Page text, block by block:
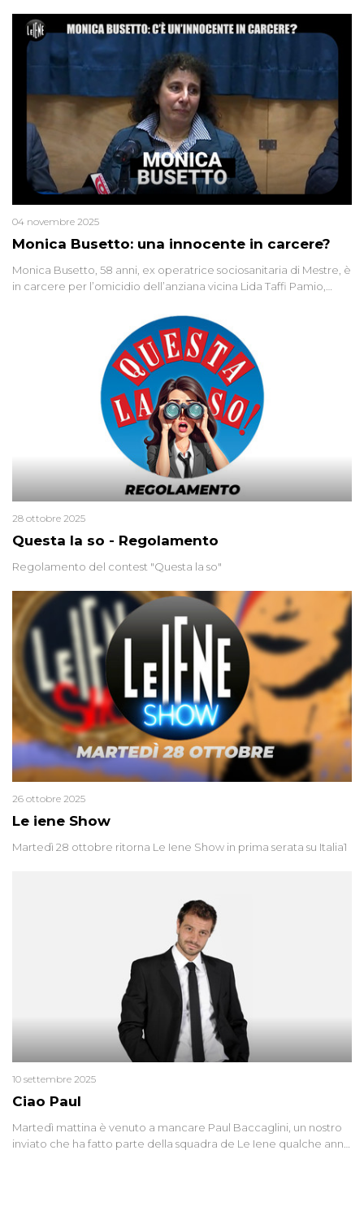
Monica Busetto: una innocente in carcere?
04 novembre 2025
Monica Busetto, 58 anni, ex operatrice sociosanitaria di Mestre, è
in carcere per l’omicidio dell’anziana vicina Lida Taffi Pamio,
minuscola su una collanina, Monica si proclama innocente. Nel
2015 un’altra donna confessa lo stesso delitto, poi ritratta. Due
colpevoli per un solo omicidio: errore giudiziario o giustizia
Questa la so - Regolamento
28 ottobre 2025
Regolamento del contest "Questa la so"
Le iene Show
26 ottobre 2025
Martedì 28 ottobre ritorna Le Iene Show in prima serata su Italia1
Ciao Paul
10 settembre 2025
Martedì mattina è venuto a mancare Paul Baccaglini, un nostro
inviato che ha fatto parte della squadra de Le Iene qualche anno